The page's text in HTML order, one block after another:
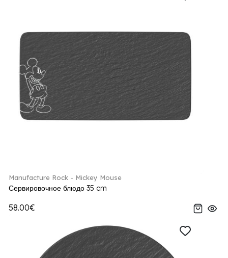
Manufacture Rock - Mickey Mouse
Сервировочное блюдо 35 cm
58.00€